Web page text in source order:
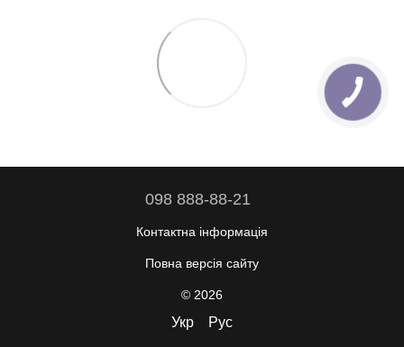
098 888-88-21
Контактна інформація
Повна версія сайту
© 2026
Укр Рус